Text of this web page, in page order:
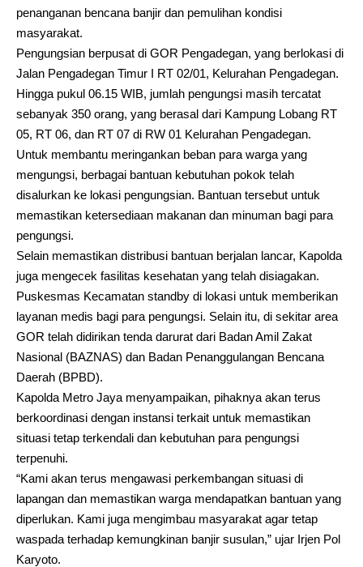
penanganan bencana banjir dan pemulihan kondisi
masyarakat.
Pengungsian berpusat di GOR Pengadegan, yang berlokasi di
Jalan Pengadegan Timur I RT 02/01, Kelurahan Pengadegan.
Hingga pukul 06.15 WIB, jumlah pengungsi masih tercatat
sebanyak 350 orang, yang berasal dari Kampung Lobang RT
05, RT 06, dan RT 07 di RW 01 Kelurahan Pengadegan.
Untuk membantu meringankan beban para warga yang
mengungsi, berbagai bantuan kebutuhan pokok telah
disalurkan ke lokasi pengungsian. Bantuan tersebut untuk
memastikan ketersediaan makanan dan minuman bagi para
pengungsi.
Selain memastikan distribusi bantuan berjalan lancar, Kapolda
juga mengecek fasilitas kesehatan yang telah disiagakan.
Puskesmas Kecamatan standby di lokasi untuk memberikan
layanan medis bagi para pengungsi. Selain itu, di sekitar area
GOR telah didirikan tenda darurat dari Badan Amil Zakat
Nasional (BAZNAS) dan Badan Penanggulangan Bencana
Daerah (BPBD).
Kapolda Metro Jaya menyampaikan, pihaknya akan terus
berkoordinasi dengan instansi terkait untuk memastikan
situasi tetap terkendali dan kebutuhan para pengungsi
terpenuhi.
“Kami akan terus mengawasi perkembangan situasi di
lapangan dan memastikan warga mendapatkan bantuan yang
diperlukan. Kami juga mengimbau masyarakat agar tetap
waspada terhadap kemungkinan banjir susulan,” ujar Irjen Pol
Karyoto.